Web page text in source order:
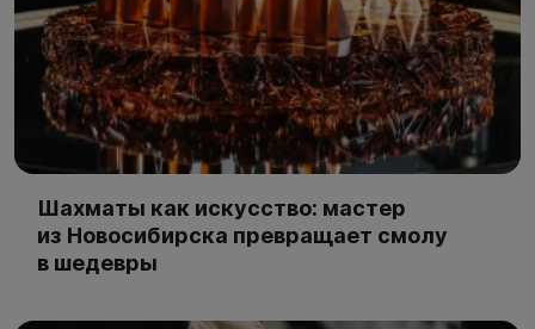
Шахматы как искусство: мастер
из Новосибирска превращает смолу
в шедевры